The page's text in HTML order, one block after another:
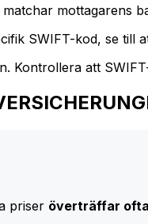
mottagarens
SWIFT-kod, se till
Kontrollera att
priser överträffar